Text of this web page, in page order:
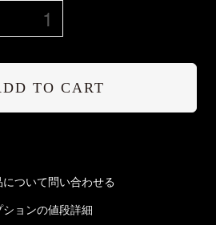
TO CART
について問い合わせる
ションの値段詳細